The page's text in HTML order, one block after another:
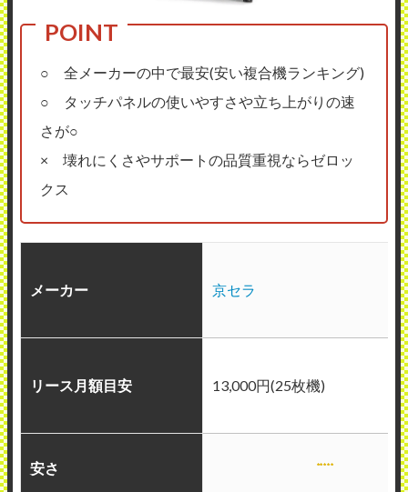
○ 全メーカーの中で最安(安い複合機ランキング)
○ タッチパネルの使いやすさや立ち上がりの速
さが○
× 壊れにくさやサポートの品質重視ならゼロッ
クス
メーカー 京セラ
リース月額目安 13,000円(25枚機)
安さ